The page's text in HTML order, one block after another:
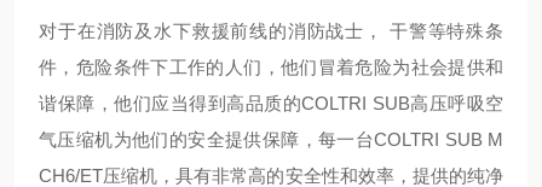
对于在消防及水下救援前线的消防战士， 干警等特殊条
件，危险条件下工作的人们，他们冒着危险为社会提供和
谐保障，他们应当得到高品质的COLTRI SUB高压呼吸空
气压缩机为他们的安全提供保障，每一台COLTRI SUB M
CH6/ET压缩机，具有非常高的安全性和效率，提供的纯净